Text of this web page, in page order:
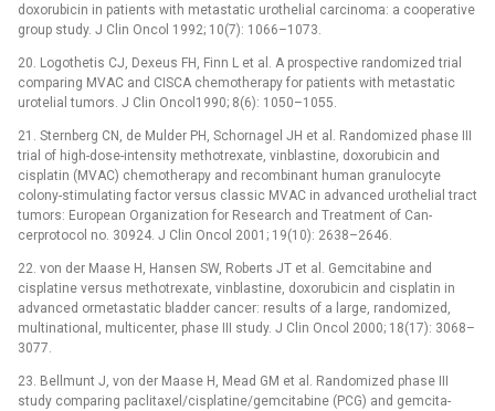
doxorubicin in patients with metastatic urothelial carcinoma: a co­ope­rative
group study. J Clin Oncol 1992; 10(7): 1066–1073.
20. Logothetis CJ, Dexeus FH, Finn L et al. A prospective randomized trial
comparing MVAC and CISCA chemotherapy for patients with metastatic
urotelial tumors. J Clin Oncol1990; 8(6): 1050–1055.
21. Sternberg CN, de Mulder PH, Schornagel JH et al. Randomized phase III
trial of high-dose-intensity methotrexate, vinblastine, doxorubicin and
cisplatin (MVAC) chemotherapy and recombinant human granulocyte
colony-stimulating factor versus classic MVAC in advanced urothelial tract
tumors: European Organization for Research and Treatment of Can­
cerprotocol no. 30924. J Clin Oncol 2001; 19(10): 2638–2646.
22. von der Maase H, Hansen SW, Roberts JT et al. Gemcitabine and
cisplatine versus methotrexate, vinblastine, doxorubicin and cisplatin in
advanced ormetastatic bladder cancer: results of a large, randomized,
multinational, multicenter, phase III study. J Clin Oncol 2000; 18(17): 3068–
3077.
23. Bellmunt J, von der Maase H, Mead GM et al. Randomized phase III
study comparing paclita­xel/cisplatine/gemcitabine (PCG) and gemcita­